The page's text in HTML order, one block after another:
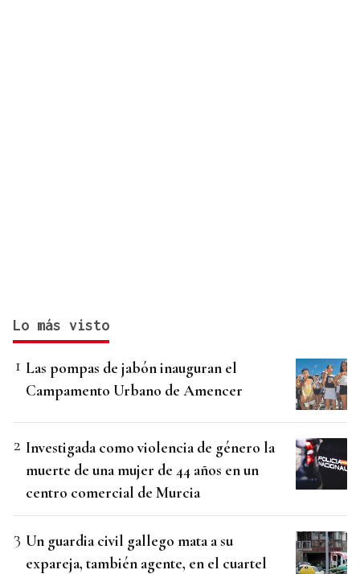
Lo más visto
Las pompas de jabón inauguran el
Campamento Urbano de Amencer
Investigada como violencia de género la
muerte de una mujer de 44 años en un
centro comercial de Murcia
Un guardia civil gallego mata a su
expareja, también agente, en el cuartel